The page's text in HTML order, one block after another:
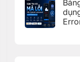
khách
hàng
tại
KDT
nhà
thông
minh
Aqara
bình
luận
ở
Bàn